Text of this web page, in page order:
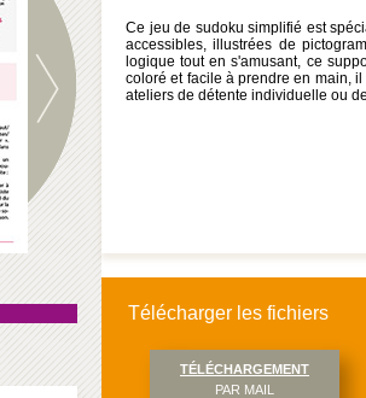
Ce jeu de sudoku simplifié est
accessibles, illustrées de
logique tout en s'amusant, ce
coloré et facile à prendre en main,
ateliers de détente individuelle ou
Télécharger les fichiers
TÉLÉCHARGEMENT
PAR MAIL